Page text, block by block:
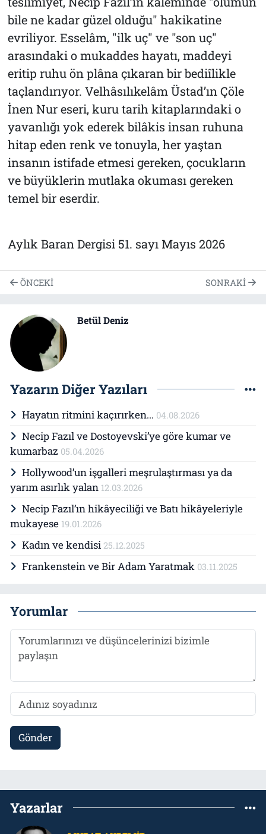
bile ne kadar güzel olduğu" hakikatine
evriliyor. Esselâm, "ilk uç" ve "son uç"
arasındaki o mukaddes hayatı, maddeyi
eritip ruhu ön plâna çıkaran bir bediîlikle
taçlandırıyor. Velhâsılıkelâm Üstad’ınÇöle
İnen Nureseri, kuru tarih kitaplarındaki o
yavanlığı yok ederek bilâkis insan ruhuna
hitap eden renk ve tonuyla, her yaştan
insanın istifade etmesi gereken, çocukların
ve büyüklerin mutlaka okuması gereken
temel bir eserdir.
Aylık Baran Dergisi 51. sayı Mayıs 2026
ÖNCEKI SONRAKI
Betül Deniz
Yazarın Diğer Yazıları
Hayatın ritmini kaçırırken... 04.08.2026
Necip Fazıl ve Dostoyevski’ye göre kumar ve
kumarbaz 05.04.2026
Hollywood’un işgalleri meşrulaştırması ya da
yarım asırlık yalan 12.03.2026
Necip Fazıl’ın hikâyeciliği ve Batı hikâyeleriyle
mukayese 19.01.2026
Kadın ve kendisi 25.12.2025
Frankenstein ve Bir Adam Yaratmak 03.11.2025
Yorumlar
Gönder
Yazarlar